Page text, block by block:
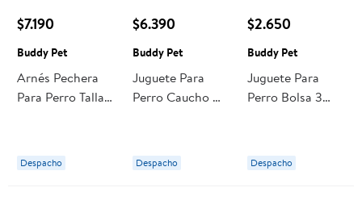
$7.190
Buddy Pet
Arnés Pechera
Para Perro Talla
Despacho
$6.390
Buddy Pet
Juguete Para
Perro Caucho N1
Despacho
$2.650
Buddy Pet
Juguete Para
Perro Bolsa 3
Despacho